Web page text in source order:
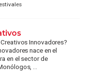
Innovadores?
nace en el
en el sector de
...